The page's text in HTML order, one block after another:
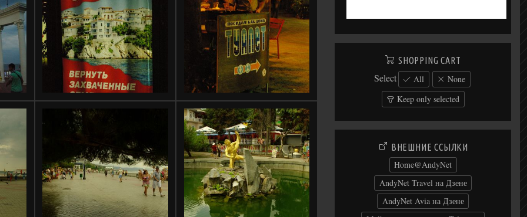
SHOPPING CART
Select All
None
Keep only selected
ВНЕШНИЕ ССЫЛКИ
Home@AndyNet
AndyNet Travel на Дзене
AndyNet Avia на Дзене